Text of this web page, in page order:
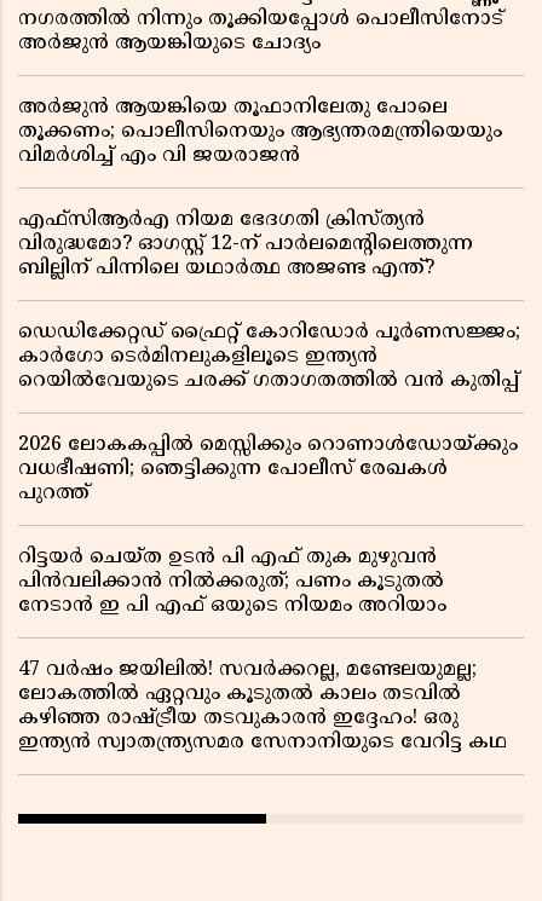
നഗരത്തിൽ നിന്നും തൂക്കിയപ്പോൾ പൊലീസിനോട്
അർജുൻ ആയങ്കിയുടെ ചോദ്യം
അർജുൻ ആയങ്കിയെ തൂഫാനിലേതു പോലെ
തൂക്കണം; പൊലീസിനെയും ആഭ്യന്തരമന്ത്രിയെയും
വിമർശിച്ച് എം വി ജയരാജൻ
എഫ്സിആർഎ നിയമ ഭേദഗതി ക്രിസ്ത്യൻ
വിരുദ്ധമോ? ഓഗസ്റ്റ് 12-ന് പാർലമെന്റിലെത്തുന്ന
ബില്ലിന് പിന്നിലെ യഥാർത്ഥ അജണ്ട എന്ത്?
ഡെഡിക്കേറ്റഡ് ഫ്രൈറ്റ് കോറിഡോർ പൂർണസജ്ജം;
കാർഗോ ടെർമിനലുകളിലൂടെ ഇന്ത്യൻ
റെയിൽവേയുടെ ചരക്ക് ഗതാഗതത്തിൽ വൻ കുതിപ്പ്
2026 ലോകകപ്പിൽ മെസ്സിക്കും റൊണാൾഡോയ്ക്കും
വധഭീഷണി; ഞെട്ടിക്കുന്ന പോലീസ് രേഖകൾ
പുറത്ത്
റിട്ടയർ ചെയ്ത ഉടൻ പി എഫ് തുക മുഴുവൻ
പിൻവലിക്കാൻ നിൽക്കരുത്; പണം കൂടുതൽ
നേടാൻ ഇ പി എഫ് ഒയുടെ നിയമം അറിയാം
47 വർഷം ജയിലിൽ! സവർക്കറല്ല, മണ്ടേലയുമല്ല;
ലോകത്തിൽ ഏറ്റവും കൂടുതൽ കാലം തടവിൽ
കഴിഞ്ഞ രാഷ്ട്രീയ തടവുകാരൻ ഇദ്ദേഹം! ഒരു
ഇന്ത്യൻ സ്വാതന്ത്ര്യസമര സേനാനിയുടെ വേറിട്ട കഥ